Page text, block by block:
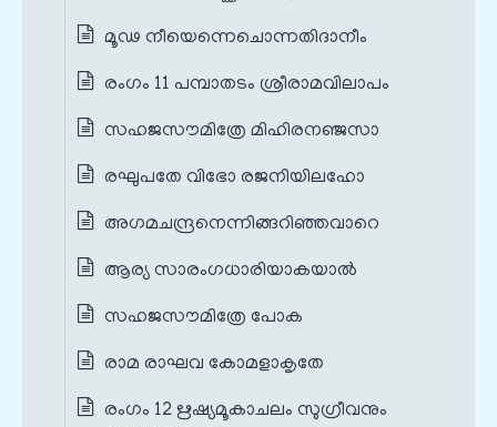
മൂഢ നീയെന്നെചൊന്നതിദാനീം
രംഗം 11 പമ്പാതടം ശ്രീരാമവിലാപം
സഹജസൗമിത്രേ മിഹിരനഞ്ജസാ
രഘുപതേ വിഭോ രജനിയിലഹോ
അഗമചന്ദ്രനെന്നിങ്ങറിഞ്ഞവാറെ
ആര്യ സാരംഗധാരിയാകയാൽ
സഹജസൗമിത്രേ പോക
രാമ രാഘവ കോമളാകൃതേ
രംഗം 12 ഋഷ്യമൂകാചലം സുഗ്രീവനും